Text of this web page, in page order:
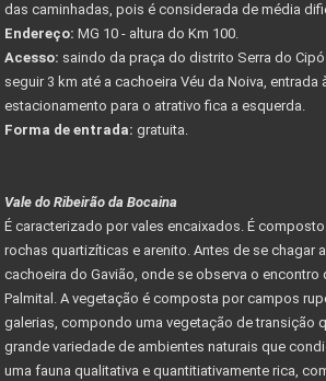
das caminhadas, pois é considerada de média
Endereço: MG 10 - altura do Km 100.
Acesso: saindo da praça do distrito Serra do
seguir 3 km até a cachoeira Véu da Noiva, entrada
estacionamento para o atrativo fica a esquerda.
Forma de entrada: gratuita.
Vale do Ribeirão da Bocaina
É caracterizado por vales encaixados. É
rochas quartizíticas e arenito. Antes de se chagar
cachoeira do Gavião, onde se observa o encontro
Palmital. A vegetação é composta por campos
galerias, compondo uma vegetação de transição
grande variedade de ambientes naturais que
uma fauna qualitativa e quantitiativamente rica,